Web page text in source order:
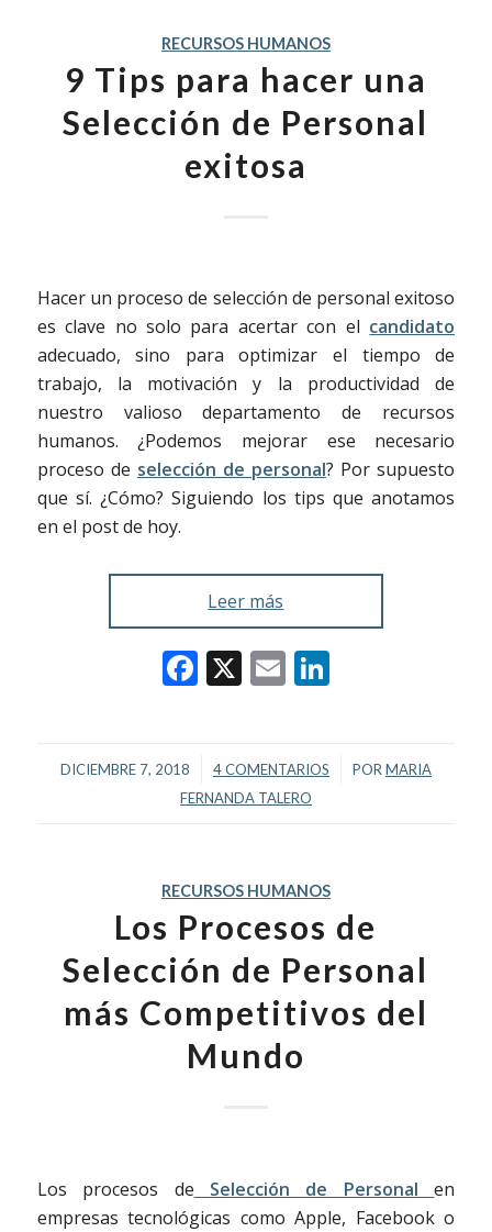
RECURSOS HUMANOS
9 Tips para hacer una
Selección de Personal
exitosa
Hacer un proceso de selección de personal exitoso
es clave no solo para acertar con el candidato
adecuado, sino para optimizar el tiempo de
trabajo, la motivación y la productividad de
nuestro valioso departamento de recursos
humanos. ¿Podemos mejorar ese necesario
proceso de selección de personal? Por supuesto
que sí. ¿Cómo? Siguiendo los tips que anotamos
en el post de hoy.
Leer más
Facebook
X EmailLinkedIn
DICIEMBRE 7, 2018
/ 4 COMENTARIOS
/ PORMARIA
FERNANDA TALERO
RECURSOS HUMANOS
Los Procesos de
Selección de Personal
más Competitivos del
Mundo
Los procesos de Selección de Personalen
empresas tecnológicas como Apple, Facebook o